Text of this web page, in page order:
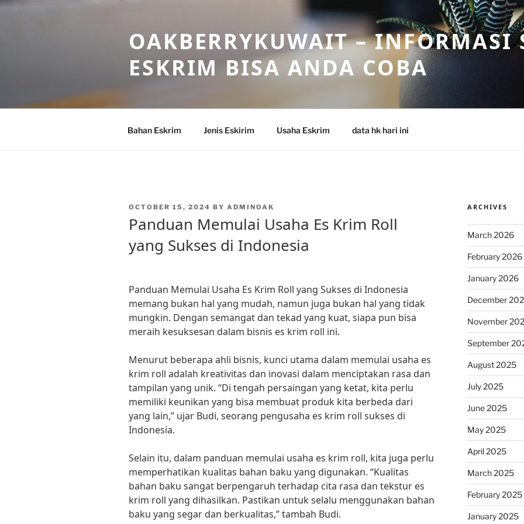
Skip
OAKBERRYKUWAIT – INFORMASI
ESKRIM BISA ANDA COBA
Bahan Eskrim Jenis Eskirim Usaha Eskrim data hk hari ini
POSTED
OCTOBER 15, 2024 BY ADMINOAK
Panduan Memulai Usaha Es Krim Roll
yang Sukses di Indonesia
Panduan Memulai Usaha Es Krim Roll yang Sukses di Indonesia
memang bukan hal yang mudah, namun juga bukan hal yang tidak
mungkin. Dengan semangat dan tekad yang kuat, siapa pun bisa
meraih kesuksesan dalam bisnis es krim roll ini.
Menurut beberapa ahli bisnis, kunci utama dalam memulai usaha es
krim roll adalah kreativitas dan inovasi dalam menciptakan rasa dan
tampilan yang unik. “Di tengah persaingan yang ketat, kita perlu
memiliki keunikan yang bisa membuat produk kita berbeda dari
yang lain,” ujar Budi, seorang pengusaha es krim roll sukses di
Indonesia.
Selain itu, dalam panduan memulai usaha es krim roll, kita juga perlu
memperhatikan kualitas bahan baku yang digunakan. “Kualitas
bahan baku sangat berpengaruh terhadap cita rasa dan tekstur es
krim roll yang dihasilkan. Pastikan untuk selalu menggunakan bahan
baku yang segar dan berkualitas,” tambah Budi.
ARCHIVES
March 2026
February 2026
January 2026
December
November
September
August 2025
July 2025
June 2025
May 2025
April 2025
March 2025
February 2025
January 2025